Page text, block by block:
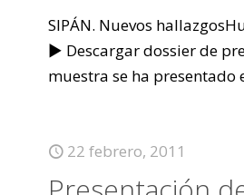
SIPÁN. Nuevos
► Descargar dossier de
muestra se ha presentado
22 febrero, 2011